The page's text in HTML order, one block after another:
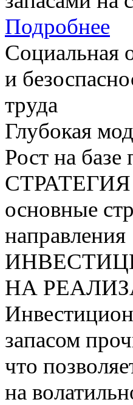
Подробнее
Социальная
и
труда
Глубокая
Рост на
основные
направления
НА
запасом
что
на